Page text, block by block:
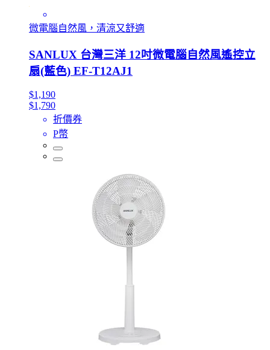
微電腦自然風，清涼又舒適
SANLUX 台灣三洋 12吋微電腦自然風遙控立
扇(藍色) EF-T12AJ1
$1,190
$1,790
折價券
P幣